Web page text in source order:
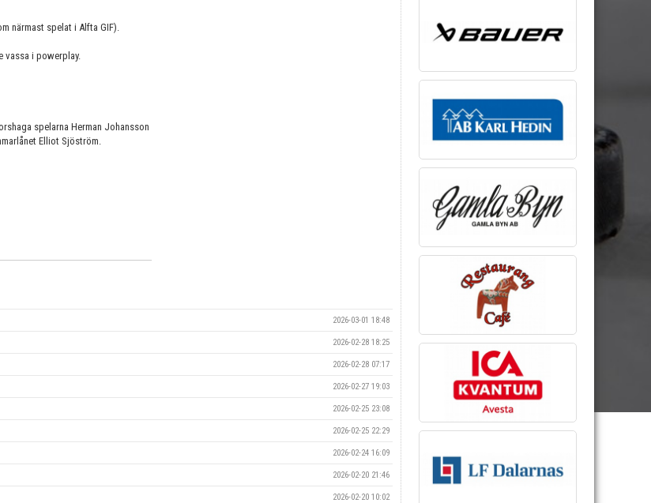
närmast spelat i Alfta GIF).
vassa i powerplay.
spelarna Herman Johansson
Elliot Sjöström.
2026-03-01 18:48
2026-02-28 18:25
2026-02-28 07:17
2026-02-27 19:03
2026-02-25 23:08
2026-02-25 22:29
2026-02-24 16:09
2026-02-20 21:46
2026-02-20 10:02